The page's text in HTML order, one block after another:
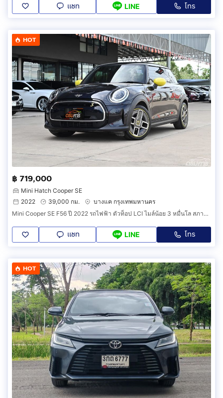
แชท LINE โทร
HOT
฿ 719,000
Mini Hatch Cooper SE
2022
39,000 กม.
บางแค กรุงเทพมหานคร
Mini Cooper SE F56 ปี 2022 รถไฟฟ้า ตัวท็อป LCI ไมล์น้อย 3 หมื่นโล สภาพป้ายแดง (รหัสสินค้า G0)
แชท LINE โทร
HOT